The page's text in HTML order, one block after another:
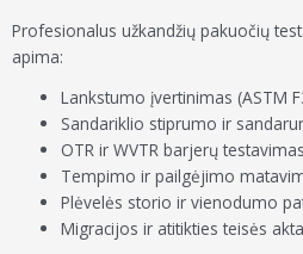
Profesionalus užkandžių pakuočių
apima:
Lankstumo įvertinimas (ASTM
Sandariklio stiprumo ir
OTR ir WVTR barjerų testavimas
Tempimo ir pailgėjimo
Plėvelės storio ir vienodumo
Migracijos ir atitikties teisės